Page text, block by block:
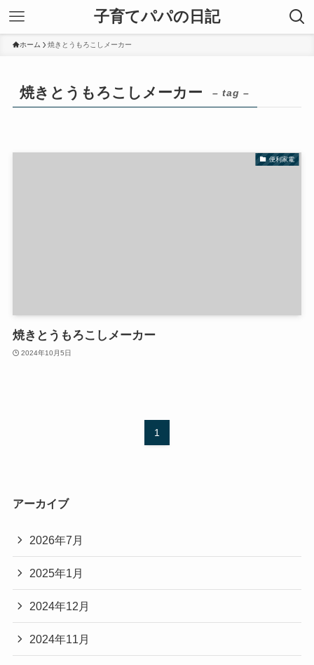
子育てパパの日記
ホーム 焼きとうもろこしメーカー
焼きとうもろこしメーカー – tag –
便利家電
焼きとうもろこしメーカー
2024年10月5日
1
アーカイブ
2026年7月
2025年1月
2024年12月
2024年11月